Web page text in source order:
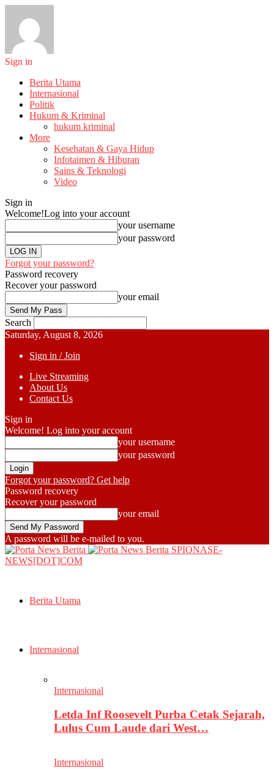
Sign in
Berita Utama
Internasional
Politik
Hukum & Kriminal
hukum kriminal
More
Kesehatan & Gaya Hidup
Infotaimen & Hiburan
Sains & Teknologi
Video
Sign in
Welcome!Log into your account
your username
your password
Forgot your password?
Password recovery
Recover your password
your email
Search
Saturday, August 8, 2026
Sign in / Join
Live Streaming
About Us
Contact Us
Sign in
Welcome! Log into your account
your username
your password
Forgot your password? Get help
Password recovery
Recover your password
your email
A password will be e-mailed to you.
SPIONASE-
NEWS[DOT]COM
Berita Utama
Internasional
Internasional
Letda Inf Roosevelt Purba Cetak Sejarah,
Lulus Cum Laude dari West…
Internasional